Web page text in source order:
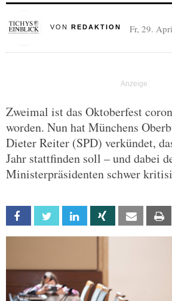
VON REDAKTION Fr, 29.
Zweimal ist das Oktoberfest
worden. Nun hat Münchens
Dieter Reiter (SPD) verkündet,
Jahr stattfinden soll – und dabei
Ministerpräsidenten schwer
Facebook Twitter Linkedin Xing Email